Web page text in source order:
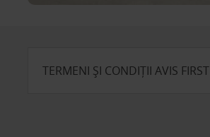
TERMENI ȘI CONDIȚII AVIS FIRST